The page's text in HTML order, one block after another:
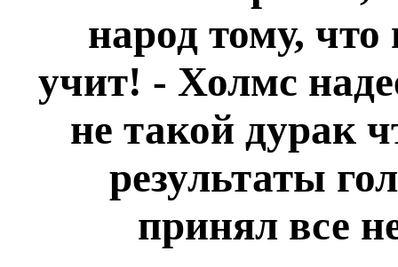
народ тому,
учит! - Холмс
не такой дурак
результаты
принял все